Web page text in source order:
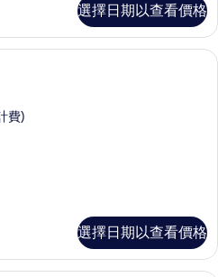
選擇日期以查看價格
豪華雙人房 (Turkish Bath) | 高級寢具
費)
選擇日期以查看價格